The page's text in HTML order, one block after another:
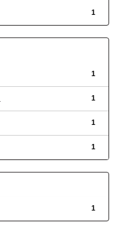
1
1
1
1
1
1